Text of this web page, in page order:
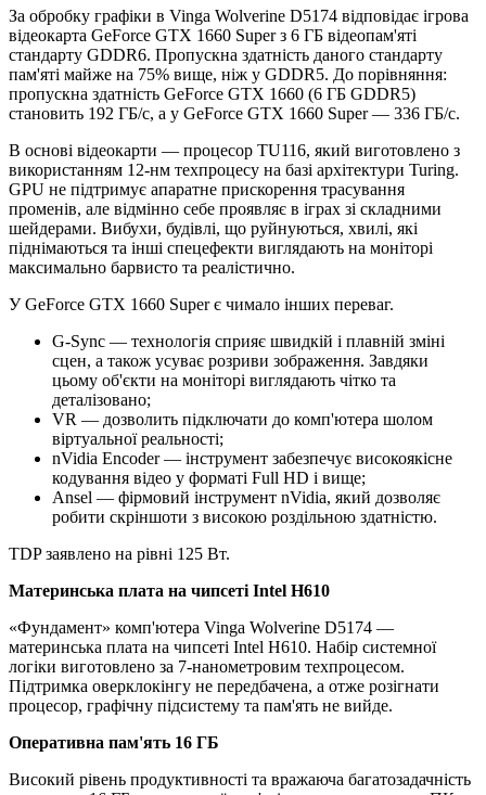
За обробку графіки в Vinga Wolverine D5174 відповідає ігрова
відеокарта GeForce GTX 1660 Super з 6 ГБ відеопам'яті
стандарту GDDR6. Пропускна здатність даного стандарту
пам'яті майже на 75% вище, ніж у GDDR5. До порівняння:
пропускна здатність GeForce GTX 1660 (6 ГБ GDDR5)
становить 192 ГБ/c, а у GeForce GTX 1660 Super — 336 ГБ/c.
В основі відеокарти — процесор TU116, який виготовлено з
використанням 12-нм техпроцесу на базі архітектури Turing.
GPU не підтримує апаратне прискорення трасування
променів, але відмінно себе проявляє в іграх зі складними
шейдерами. Вибухи, будівлі, що руйнуються, хвилі, які
піднімаються та інші спецефекти виглядають на моніторі
максимально барвисто та реалістично.
У GeForce GTX 1660 Super є чимало інших переваг.
G-Sync — технологія сприяє швидкій і плавній зміні
сцен, а також усуває розриви зображення. Завдяки
цьому об'єкти на моніторі виглядають чітко та
деталізовано;
VR — дозволить підключати до комп'ютера шолом
віртуальної реальності;
nVidia Encoder — інструмент забезпечує високоякісне
кодування відео у форматі Full HD і вище;
Ansel — фірмовий інструмент nVidia, який дозволяє
робити скріншоти з високою роздільною здатністю.
TDP заявлено на рівні 125 Вт.
Материнська плата на чипсеті Intel H610
«Фундамент» комп'ютера Vinga Wolverine D5174 —
материнська плата на чипсеті Intel H610. Набір системної
логіки виготовлено за 7-нанометровим техпроцесом.
Підтримка оверклокінгу не передбачена, а отже розігнати
процесор, графічну підсистему та пам'ять не вийде.
Оперативна пам'ять 16 ГБ
Високий рівень продуктивності та вражаюча багатозадачність